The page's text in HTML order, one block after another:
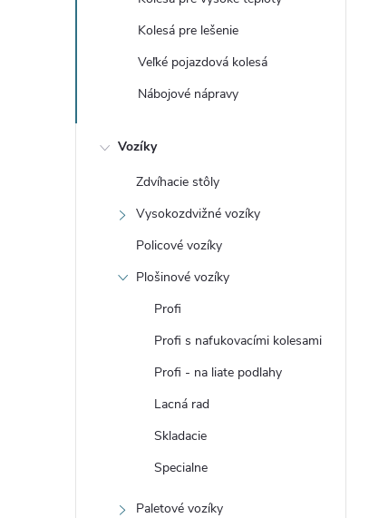
Kolesá pre lešenie
Veľké pojazdová kolesá
Nábojové nápravy
Vozíky
Zdvíhacie stôly
Vysokozdvižné vozíky
Policové vozíky
Plošinové vozíky
Profi
Profi s nafukovacími kolesami
Profi - na liate podlahy
Lacná rad
Skladacie
Specialne
Paletové vozíky